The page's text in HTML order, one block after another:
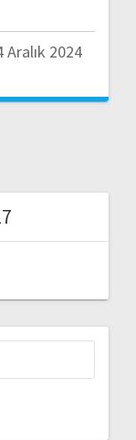
Aralık 2024